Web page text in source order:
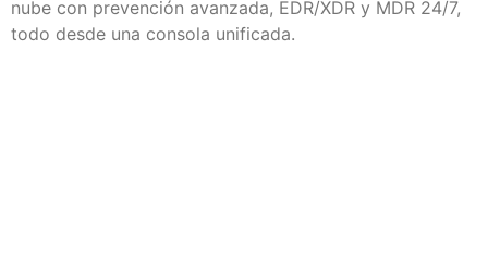
nube con prevención avanzada, EDR/XDR y MDR 24/7,
todo desde una consola unificada.